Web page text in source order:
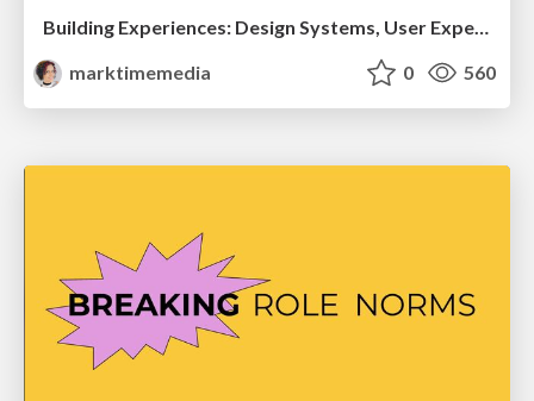
Building Experiences: Design Systems, User Experience, and Full Site Editing
marktimemedia
0 560